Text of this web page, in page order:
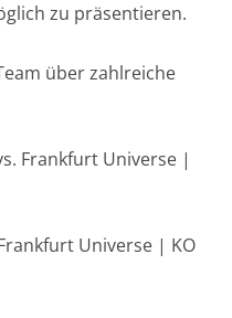
zu präsentieren.
über zahlreiche
Frankfurt Universe |
Universe | KO